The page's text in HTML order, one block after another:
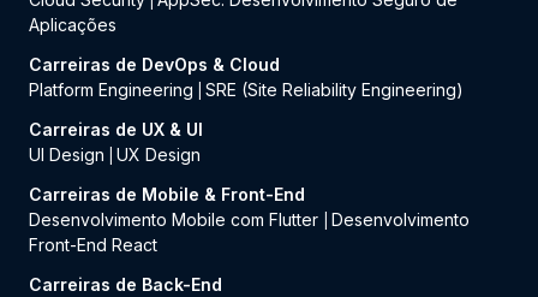
Aplicações
Carreiras de DevOps & Cloud
Platform Engineering
SRE (Site Reliability Engineering)
Carreiras de UX & UI
UI Design
UX Design
Carreiras de Mobile & Front-End
Desenvolvimento Mobile com Flutter
Desenvolvimento
Front-End React
Carreiras de Back-End